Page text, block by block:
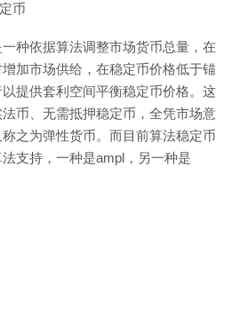
币
种依据算法调整市场货币总量，在
加市场供给，在稳定币价格低于锚
提供套利空间平衡稳定币价格。这
币、无需抵押稳定币，全凭市场意
之为弹性货币。而目前算法稳定币
支持，一种是ampl，另一种是